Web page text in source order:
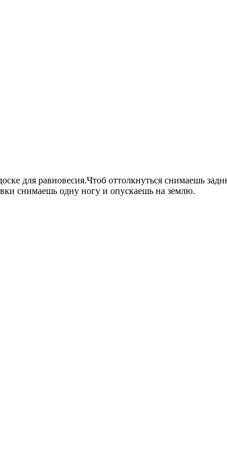
для равновесия.Чтоб оттолкнуться снимаешь
снимаешь одну ногу и опускаешь на землю.